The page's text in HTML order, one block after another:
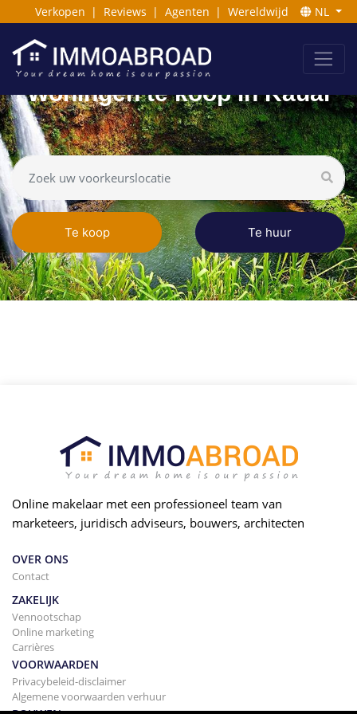
Verkopen | Reviews | Agenten | Wereldwijd NL
Woningen te koop in Kauai
Te koop Te huur
Online makelaar met een professioneel team van
marketeers, juridisch adviseurs, bouwers, architecten
OVER ONS
Contact
ZAKELIJK
Vennootschap
Online marketing
Carrières
VOORWAARDEN
Privacybeleid-disclaimer
Algemene voorwaarden verhuur